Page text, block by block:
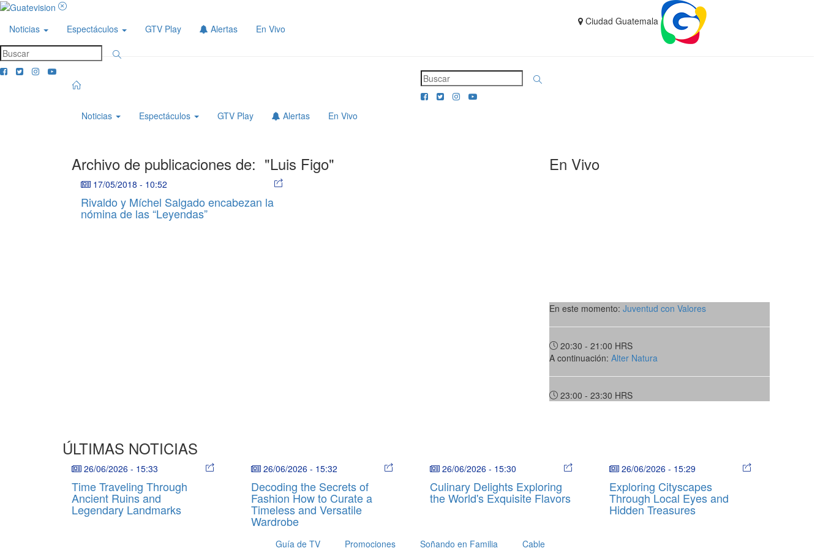
Noticias Espectáculos GTV Play Alertas En Vivo
Ciudad Guatemala
Noticias Espectáculos GTV Play Alertas En Vivo
Archivo de publicaciones de: "Luis Figo"
17/05/2018 - 10:52
Rivaldo y Míchel Salgado encabezan la
nómina de las “Leyendas”
En Vivo
En este momento: Juventud con Valores
20:30 - 21:00 HRS
A continuación: Alter Natura
23:00 - 23:30 HRS
ÚLTIMAS NOTICIAS
26/06/2026 - 15:33
Time Traveling Through
Ancient Ruins and
Legendary Landmarks
26/06/2026 - 15:32
Decoding the Secrets of
Fashion How to Curate a
Timeless and Versatile
Wardrobe
26/06/2026 - 15:30
Culinary Delights Exploring
the World's Exquisite Flavors
26/06/2026 - 15:29
Exploring Cityscapes
Through Local Eyes and
Hidden Treasures
Guía de TV Promociones Soñando en Familia Cable